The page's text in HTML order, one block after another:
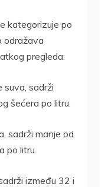
kategorizuje po
odražava
pregleda:
suva, sadrži
šećera po litru.
sadrži manje od
po litru.
između 32 i